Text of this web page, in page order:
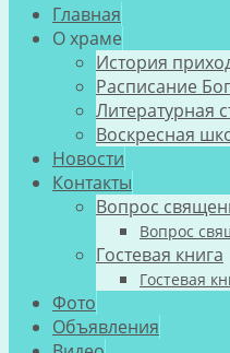
Главная
О храме
История
Расписание
Литературная
Воскресная
Новости
Контакты
Вопрос
Вопрос
Гостевая книга
Гостевая
Фото
Объявления